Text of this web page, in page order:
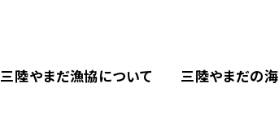
三陸やまだ漁協について 三陸やまだの海